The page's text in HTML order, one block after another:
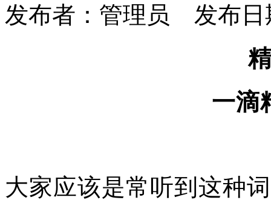
发布者： 管理员 发布日
一滴
大家应该是常听到这种